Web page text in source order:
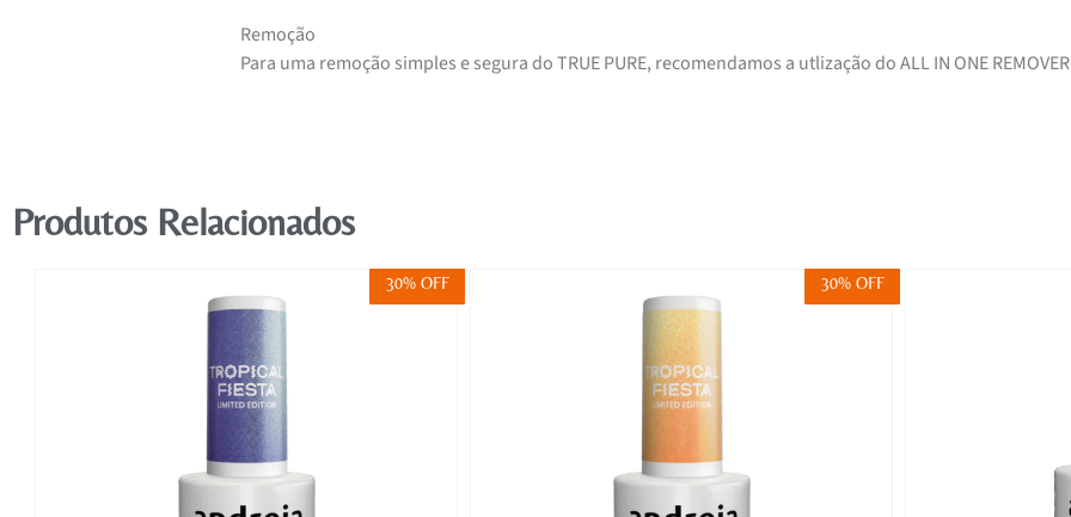
Remoção
Para uma remoção simples e segura do TRUE PURE, recomendamos a utlização do ALL IN ONE
Produtos Relacionados
30% OFF 30% OFF